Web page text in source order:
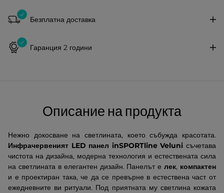
Безплатна доставка
Гаранция 2 години
Описание на продукта
Нежно докосване на светлината, което събужда красотата.
Инфрачервеният LED панел inSPORTline Veluni съчетава
чистота на дизайна, модерна технология и естествената сила
на светлината в елегантен дизайн. Панелът елек, компактен
и е проектиран така, че да се превърне в естествена част от
ежедневните ви ритуали. Под приятната му светлина кожата